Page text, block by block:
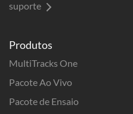
Produtos
MultiTracks One
Pacote Ao Vivo
Pacote de Ensaio
suporte